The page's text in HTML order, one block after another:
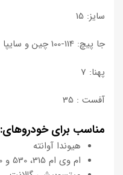
سایز: 15
جا پیچ: 114-100 چین و سایپا
پهنا: 7
آفست : 35
مناسب برای خودروهای:
هیوندا آوانته
ام وی ام 315، 530 و 550